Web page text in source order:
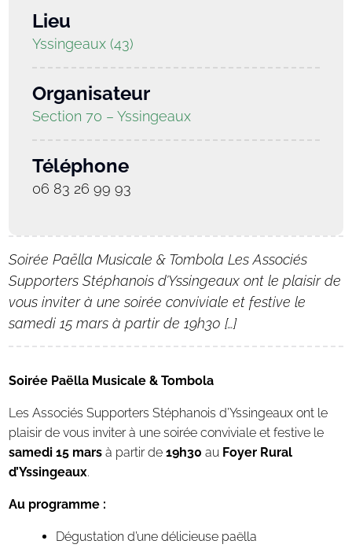
Soirée Paëlla Musicale & Tombola Les Associés
Supporters Stéphanois d’Yssingeaux ont le plaisir de
vous inviter à une soirée conviviale et festive le
samedi 15 mars à partir de 19h30 […]
Soirée Paëlla Musicale & Tombola
Les Associés Supporters Stéphanois d’Yssingeaux ont le
plaisir de vous inviter à une soirée conviviale et festive le
samedi 15 mars à partir de19h30 au Foyer Rural
d’Yssingeaux.
Au programme :
Dégustation d’une délicieuse paëlla
Lieu
Yssingeaux (43)
Organisateur
Section 70 – Yssingeaux
Téléphone
06 83 26 99 93